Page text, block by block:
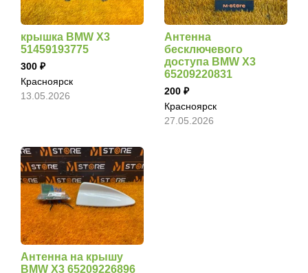
крышка BMW X3
51459193775
300
Красноярск
13.05.2026
Антенна
бесключевого
доступа BMW X3
65209220831
200
Красноярск
27.05.2026
Антенна на крышу
BMW X3 65209226896